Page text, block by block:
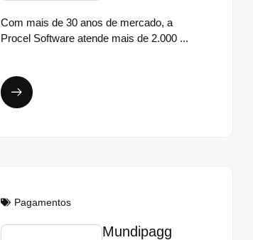
Com mais de 30 anos de mercado, a
Procel Software atende mais de 2.000 ...
Pagamentos
Mundipagg